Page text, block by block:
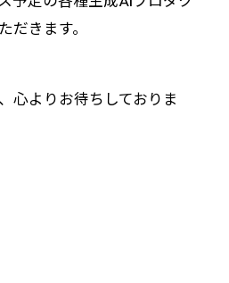
だきます。
心よりお待ちしておりま